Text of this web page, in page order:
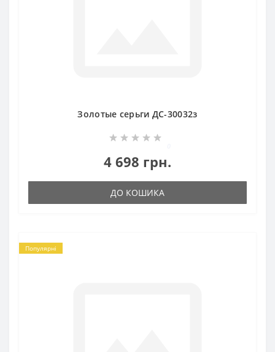
Золотые серьги ДС-30032з
4 698 грн.
ДО КОШИКА
Популярні